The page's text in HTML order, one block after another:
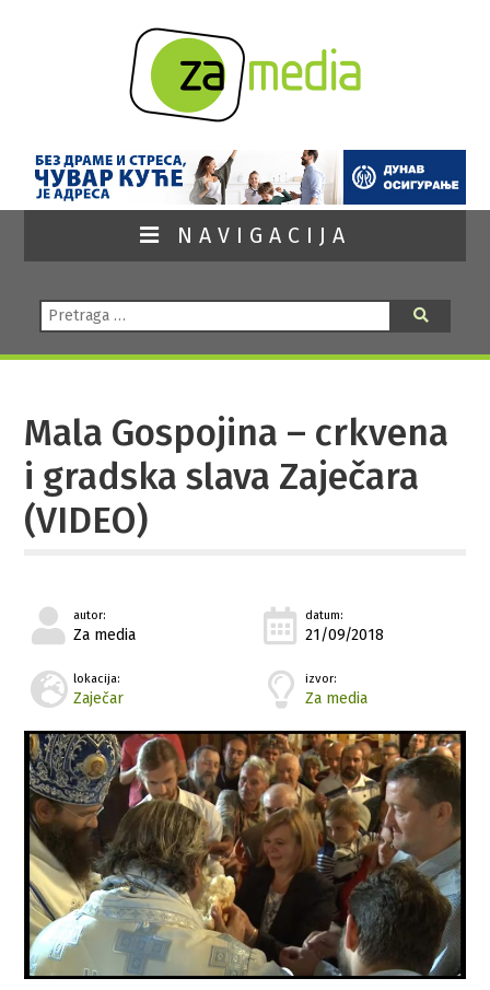
NAVIGACIJA
Pretraga:
Mala Gospojina – crkvena
i gradska slava Zaječara
(VIDEO)
autor:
Za media
datum:
21/09/2018
lokacija:
Zaječar
izvor:
Za media